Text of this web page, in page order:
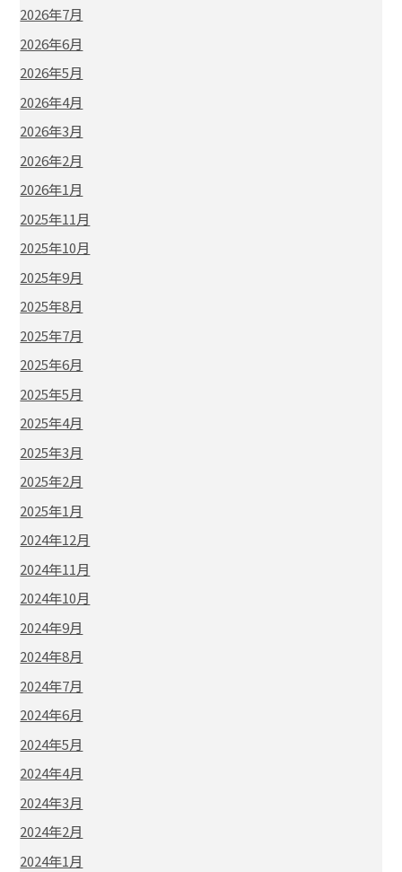
2026年7月
2026年6月
2026年5月
2026年4月
2026年3月
2026年2月
2026年1月
2025年11月
2025年10月
2025年9月
2025年8月
2025年7月
2025年6月
2025年5月
2025年4月
2025年3月
2025年2月
2025年1月
2024年12月
2024年11月
2024年10月
2024年9月
2024年8月
2024年7月
2024年6月
2024年5月
2024年4月
2024年3月
2024年2月
2024年1月